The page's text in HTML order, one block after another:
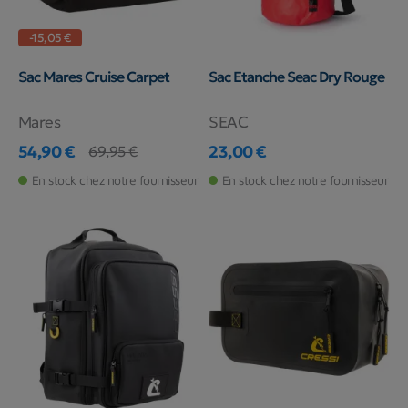
-15,05 €
Sac Mares Cruise Carpet
Mares
Prix
54,90 €
Prix de base
69,95 €
En stock chez notre fournisseur
Sac Etanche Seac Dry Rouge
SEAC
Prix
23,00 €
En stock chez notre fournisseur